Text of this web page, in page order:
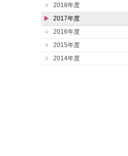
2018年度
2017年度
2016年度
2015年度
2014年度